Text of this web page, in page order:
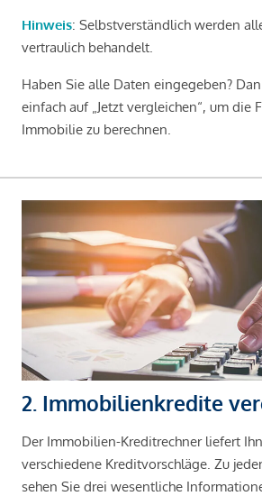
Hinweis: Selbstverständlich werden
vertraulich behandelt.
Haben Sie alle Daten eingegeben?
einfach auf „Jetzt vergleichen“, um die
Immobilie zu berechnen.
2. Immobilienkredite
Der Immobilien-Kreditrechner liefert
verschiedene Kreditvorschläge. Zu
sehen Sie drei wesentliche